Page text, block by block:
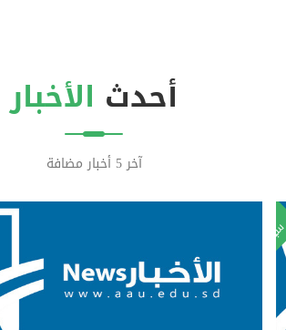
أحدث الأخبار
آخر 5 أخبار مضافة